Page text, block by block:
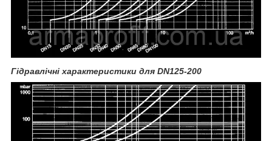
Гідравлічні характеристики для DN125-200